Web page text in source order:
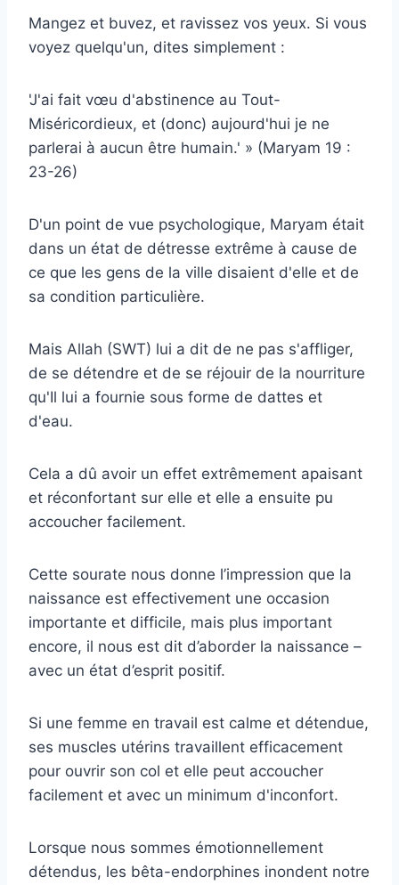
Mangez et buvez, et ravissez vos yeux. Si vous
voyez quelqu'un, dites simplement :
'J'ai fait vœu d'abstinence au Tout-
Miséricordieux, et (donc) aujourd'hui je ne
parlerai à aucun être humain.' » (Maryam 19 :
23-26)
D'un point de vue psychologique, Maryam était
dans un état de détresse extrême à cause de
ce que les gens de la ville disaient d'elle et de
sa condition particulière.
Mais Allah (SWT) lui a dit de ne pas s'affliger,
de se détendre et de se réjouir de la nourriture
qu'Il lui a fournie sous forme de dattes et
d'eau.
Cela a dû avoir un effet extrêmement apaisant
et réconfortant sur elle et elle a ensuite pu
accoucher facilement.
Cette sourate nous donne l’impression que la
naissance est effectivement une occasion
importante et difficile, mais plus important
encore, il nous est dit d’aborder la naissance –
avec un état d’esprit positif.
Si une femme en travail est calme et détendue,
ses muscles utérins travaillent efficacement
pour ouvrir son col et elle peut accoucher
facilement et avec un minimum d'inconfort.
Lorsque nous sommes émotionnellement
détendus, les bêta-endorphines inondent notre